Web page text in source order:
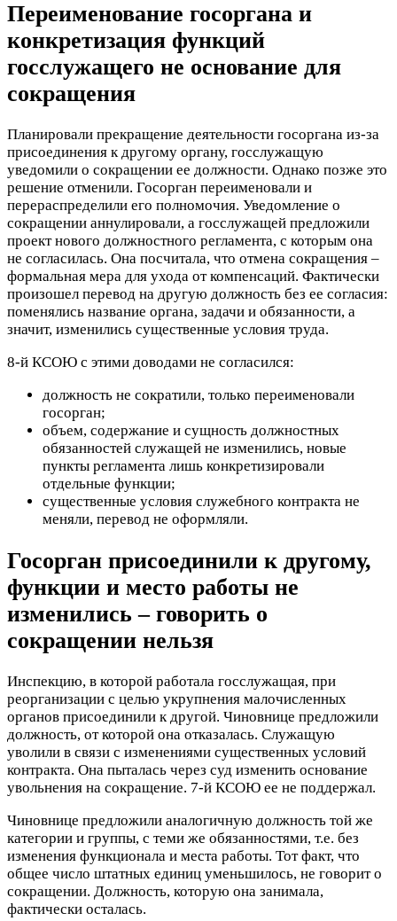
Переименование госоргана и
конкретизация функций
госслужащего не основание для
сокращения
Планировали прекращение деятельности госоргана из-за
присоединения к другому органу, госслужащую
уведомили о сокращении ее должности. Однако позже это
решение отменили. Госорган переименовали и
перераспределили его полномочия. Уведомление о
сокращении аннулировали, а госслужащей предложили
проект нового должностного регламента, с которым она
не согласилась. Она посчитала, что отмена сокращения –
формальная мера для ухода от компенсаций. Фактически
произошел перевод на другую должность без ее согласия:
поменялись название органа, задачи и обязанности, а
значит, изменились существенные условия труда.
8-й КСОЮ с этими доводами не согласился:
должность не сократили, только переименовали
госорган;
объем, содержание и сущность должностных
обязанностей служащей не изменились, новые
пункты регламента лишь конкретизировали
отдельные функции;
существенные условия служебного контракта не
меняли, перевод не оформляли.
Госорган присоединили к другому,
функции и место работы не
изменились – говорить о
сокращении нельзя
Инспекцию, в которой работала госслужащая, при
реорганизации с целью укрупнения малочисленных
органов присоединили к другой. Чиновнице предложили
должность, от которой она отказалась. Служащую
уволили в связи с изменениями существенных условий
контракта. Она пыталась через суд изменить основание
увольнения на сокращение. 7-й КСОЮ ее не поддержал.
Чиновнице предложили аналогичную должность той же
категории и группы, с теми же обязанностями, т.е. без
изменения функционала и места работы. Тот факт, что
общее число штатных единиц уменьшилось, не говорит о
сокращении. Должность, которую она занимала,
фактически осталась.